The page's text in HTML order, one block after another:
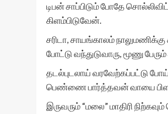
டிபன் சாப்பிடும் போதே
கிளம்பிடுவேன்.
சரிடா, சாயங்காலம்
போட்டு வந்துடுவாரு, மூணு
தடல்புடலாய் வரவேற்கப்பட்டு
பெண்ணை பார்த்தவன் வாயை
இருவரும் “மலை” மாதிரி